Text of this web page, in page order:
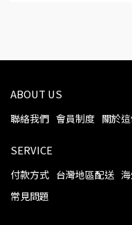
ABOUT US
聯絡我們 會員制度 關於
SERVICE
付款方式 台灣地區配送
常見問題